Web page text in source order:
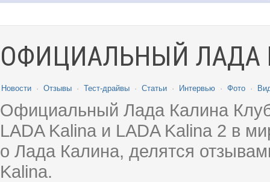
ОФИЦИАЛЬНЫЙ ЛАДА
Новости · Отзывы · Тест-драйвы · Статьи · Интервью · Фото ·
Официальный Лада Калина
LADA Kalina и LADA Kalina 2 в
о Лада Калина, делятся
Kalina.